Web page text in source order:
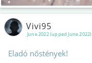
June 2022 (upped June 2022)
Vivi95
Eladó nőstények!